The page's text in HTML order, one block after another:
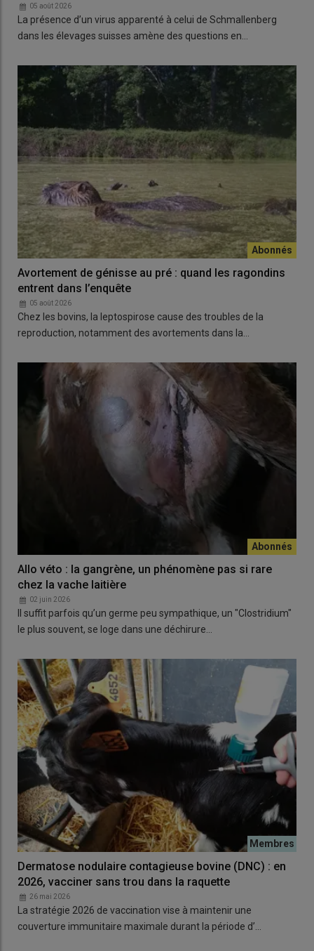
05 août 2026
La présence d’un virus apparenté à celui de Schmallenberg
dans les élevages suisses amène des questions en…
Avortement de génisse au pré : quand les ragondins
entrent dans l’enquête
05 août 2026
Chez les bovins, la leptospirose cause des troubles de la
reproduction, notamment des avortements dans la…
Allo véto : la gangrène, un phénomène pas si rare
chez la vache laitière
02 juin 2026
Il suffit parfois qu’un germe peu sympathique, un "Clostridium"
le plus souvent, se loge dans une déchirure…
Dermatose nodulaire contagieuse bovine (DNC) : en
2026, vacciner sans trou dans la raquette
26 mai 2026
La stratégie 2026 de vaccination vise à maintenir une
couverture immunitaire maximale durant la période d’…